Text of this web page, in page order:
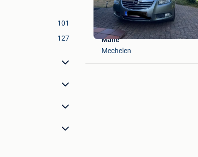
101
127
Mane
Mechelen